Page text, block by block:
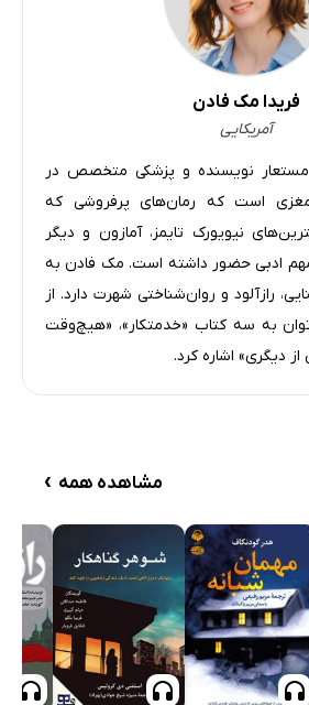
فریدا مک فادن
آمریکایی
مستعار نویسنده و پزشکی متخصص در
است که رمان‌های پرفروشی که
نیویورک تایمز، آمازون و دیگر
ادبی حضور داشته است. مک فادن به
رازآلود و روان‌شناختی شهرت دارد. از
به سه کتاب «خدمتکار»، «هیچ‌وقت
دیگری» اشاره کرد.
مشاهده همه ›